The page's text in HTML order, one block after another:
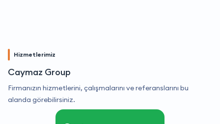
Hizmetlerimiz
Caymaz Group
Firmanızın hizmetlerini, çalışmalarını ve referanslarını bu
alanda görebilirsiniz.